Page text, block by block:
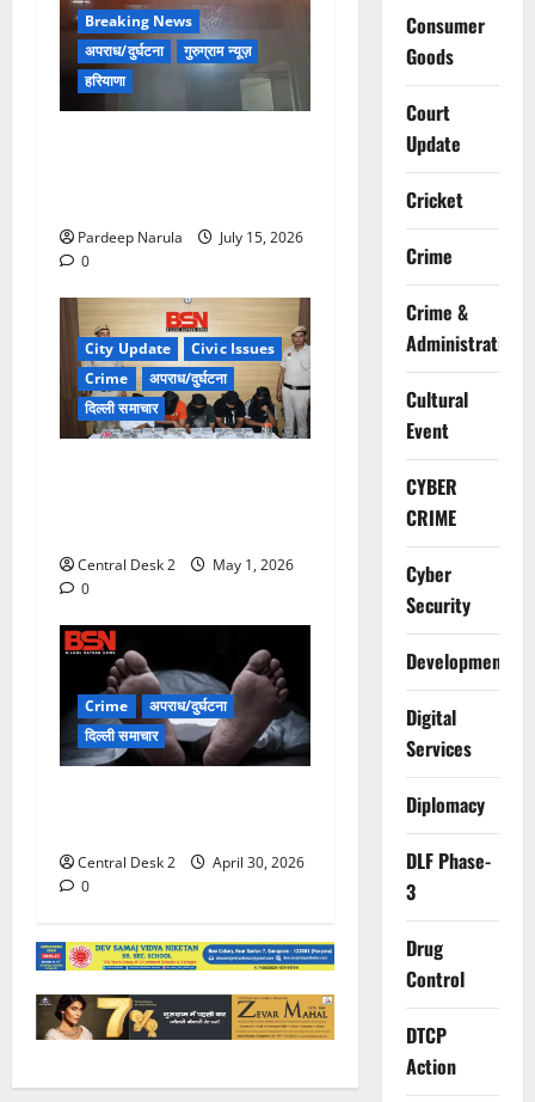
Breaking News
अपराध/दुर्घटना
गुरुग्राम न्यूज़
हरियाणा
Pardeep Narula
July 15, 2026
0
City Update
Civic Issues
Crime
अपराध/दुर्घटना
दिल्ली समाचार
Central Desk 2
May 1, 2026
0
Crime
अपराध/दुर्घटना
दिल्ली समाचार
Central Desk 2
April 30, 2026
0
Consumer
Goods
Court
Update
Cricket
Crime
Crime &
Administration
Cultural
Event
CYBER
CRIME
Cyber
Security
Development
Digital
Services
Diplomacy
DLF Phase-
3
Drug
Control
DTCP
Action